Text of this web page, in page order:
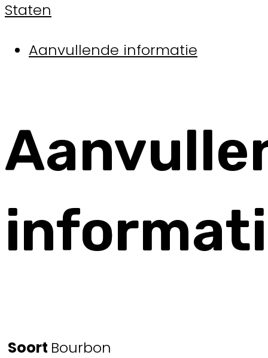
Staten
Aanvullende informatie
Soort Bourbon